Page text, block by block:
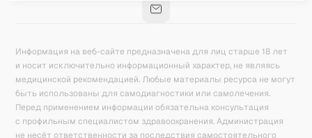
Информация на веб-сайте предназначена для лиц старше 18 лет
и носит исключительно информационный характер, не являясь
медицинской рекомендацией. Любые материалы ресурса не могут
быть использованы для самодиагностики или самолечения.
Перед применением информации обязательна консультация
с профильным специалистом здравоохранения. Администрация
не несёт ответственности за последствия самостоятельного